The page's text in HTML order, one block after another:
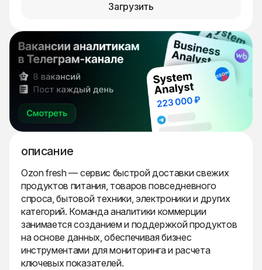
Загрузить
описание
Ozon fresh — сервис быстрой доставки свежих
продуктов питания, товаров повседневного
спроса, бытовой техники, электроники и других
категорий. Команда аналитики коммерции
занимается созданием и поддержкой продуктов
на основе данных, обеспечивая бизнес
инструментами для мониторинга и расчета
ключевых показателей.